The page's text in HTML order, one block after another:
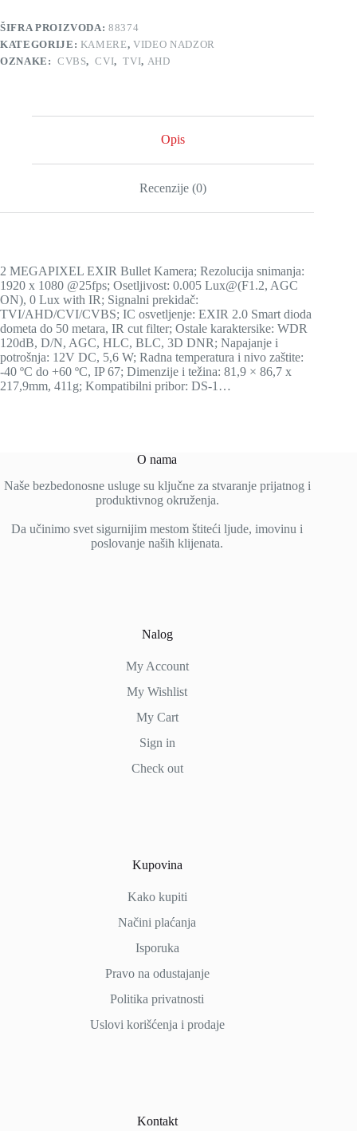
ŠIFRA PROIZVODA:88374
KATEGORIJE: KAMERE,VIDEO NADZOR
OZNAKE: CVBS, CVI, TVI, AHD
Opis
Recenzije (0)
2 MEGAPIXEL EXIR Bullet Kamera; Rezolucija snimanja:
1920 x 1080 @25fps; Osetljivost: 0.005 Lux@(F1.2, AGC
ON), 0 Lux with IR; Signalni prekidač:
TVI/AHD/CVI/CVBS; IC osvetljenje: EXIR 2.0 Smart dioda
dometa do 50 metara, IR cut filter; Ostale karaktersike: WDR
120dB, D/N, AGC, HLC, BLC, 3D DNR; Napajanje i
potrošnja: 12V DC, 5,6 W; Radna temperatura i nivo zaštite:
-40 ºC do +60 ºC, IP 67; Dimenzije i težina: 81,9 × 86,7 x
217,9mm, 411g; Kompatibilni pribor: DS-1…
O nama
Naše bezbedonosne usluge su ključne za stvaranje prijatnog i
produktivnog okruženja.
Da učinimo svet sigurnijim mestom štiteći ljude, imovinu i
poslovanje naših klijenata.
Nalog
My Account
My Wishlist
My Cart
Sign in
Check out
Kupovina
Kako kupiti
Načiniplaćanja
Isporuka
Pravo na odustajanje
Politika privatnosti
Uslovi korišćenja i prodaje
Kontakt